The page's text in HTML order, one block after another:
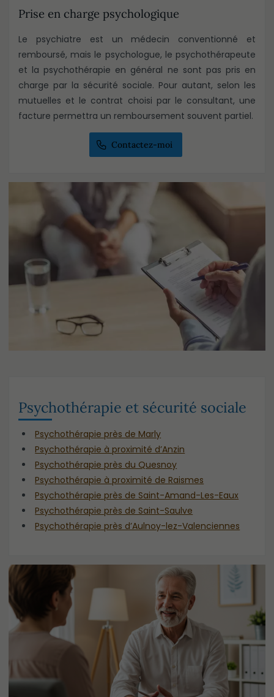
Prise en charge psychologique
Le psychiatre est un médecin conventionné et
remboursé, mais le psychologue, le psychothérapeute
et la psychothérapie en général ne sont pas pris en
charge par la sécurité sociale. Pour autant, selon les
mutuelles et le contrat choisi par le consultant, une
facture permettra un remboursement souvent partiel.
Contactez-moi
Psychothérapie et sécurité sociale
Psychothérapie près de Marly
Psychothérapie à proximité d’Anzin
Psychothérapie près du Quesnoy
Psychothérapie à proximité de Raismes
Psychothérapie près de Saint-Amand-Les-Eaux
Psychothérapie près de Saint-Saulve
Psychothérapie près d’Aulnoy-lez-Valenciennes